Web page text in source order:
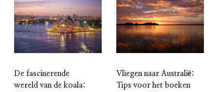
De fascinerende
wereld van de koala:
Vliegen naar Australië:
Tips voor het boeken